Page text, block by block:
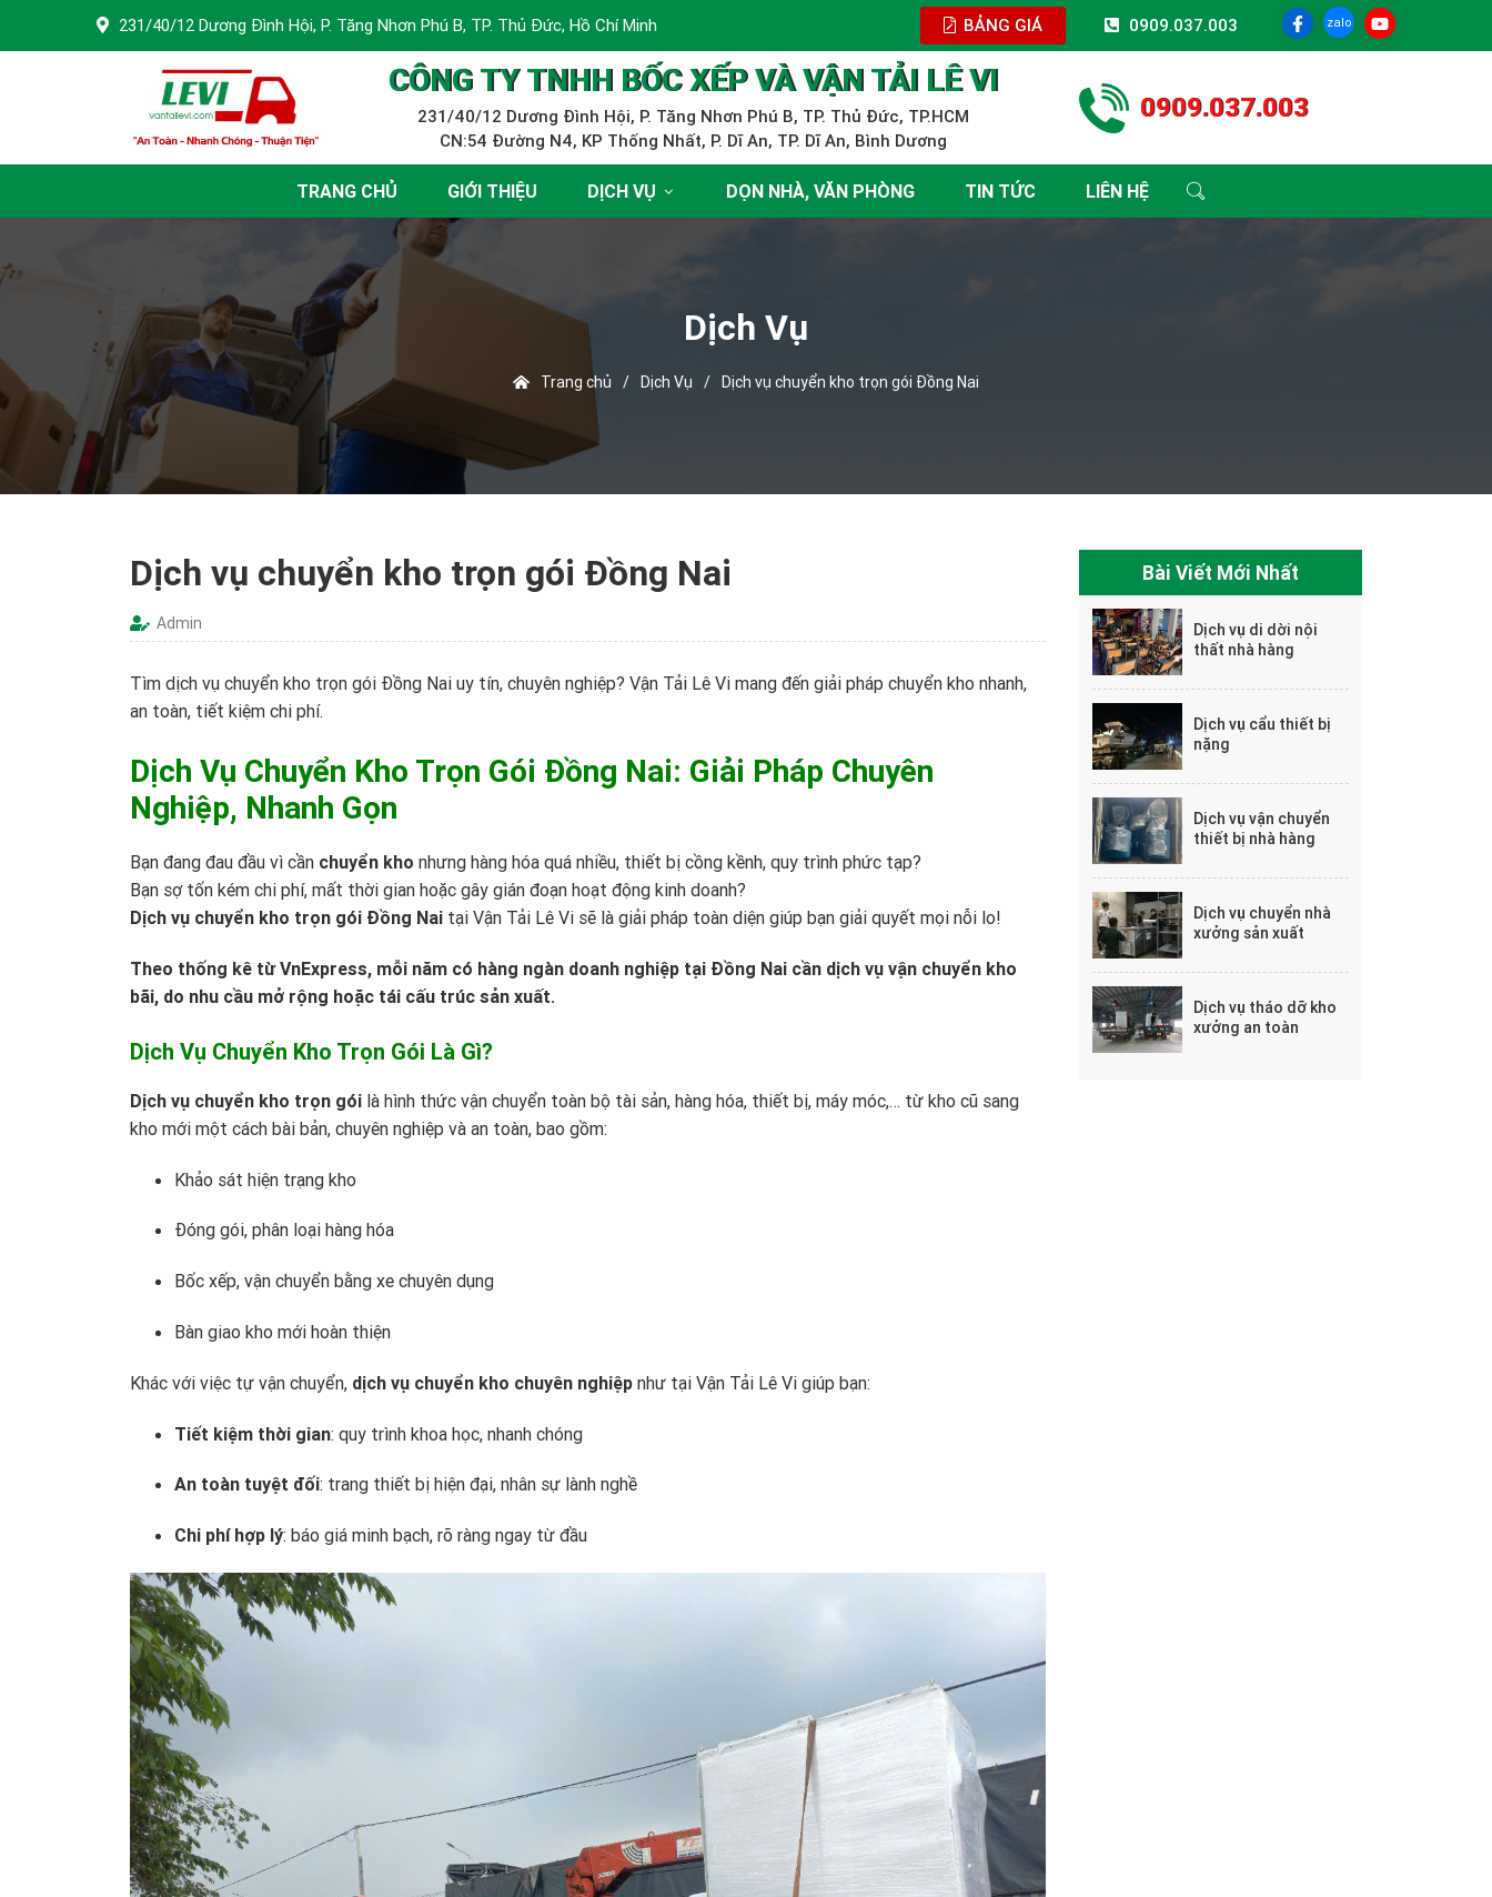
231/40/12 Dương Đình Hội, P. Tăng Nhơn Phú B, TP. Thủ Đức, Hồ Chí Minh BẢNG GIÁ 0909.037.003 zalo
CÔNG TY TNHH BỐC XẾP VÀ VẬN TẢI LÊ VI
231/40/12 Dương Đình Hội, P. Tăng Nhơn Phú B, TP. Thủ Đức, TP.HCM
CN:54 Đường N4, KP Thống Nhất, P. Dĩ An, TP. Dĩ An, Bình Dương
0909.037.003
TRANG CHỦ GIỚI THIỆU DỊCH VỤ DỌN NHÀ, VĂN PHÒNG TIN TỨC LIÊN HỆ
Dịch Vụ
Trang chủ /Dịch Vụ /Dịch vụ chuyển kho trọn gói Đồng Nai
Dịch vụ chuyển kho trọn gói Đồng Nai
Admin
Tìm dịch vụ chuyển kho trọn gói Đồng Nai uy tín, chuyên nghiệp? Vận Tải Lê Vi mang đến giải pháp chuyển kho nhanh,
an toàn, tiết kiệm chi phí.
Dịch Vụ Chuyển Kho Trọn Gói Đồng Nai: Giải Pháp Chuyên
Nghiệp, Nhanh Gọn
Bạn đang đau đầu vì cần chuyển kho nhưng hàng hóa quá nhiều, thiết bị cồng kềnh, quy trình phức tạp?
Bạn sợ tốn kém chi phí, mất thời gian hoặc gây gián đoạn hoạt động kinh doanh?
Dịch vụ chuyển kho trọn gói Đồng Nai tại Vận Tải Lê Vi sẽ là giải pháp toàn diện giúp bạn giải quyết mọi nỗi lo!
Theo thống kê từVnExpress, mỗi năm có hàng ngàn doanh nghiệp tại Đồng Nai cần dịch vụ vận chuyển kho
bãi, do nhu cầu mở rộng hoặc tái cấu trúc sản xuất.
Dịch Vụ Chuyển Kho Trọn Gói Là Gì?
Dịch vụ chuyển kho trọn gói là hình thức vận chuyển toàn bộ tài sản, hàng hóa, thiết bị, máy móc,… từ kho cũ sang
kho mới một cách bài bản, chuyên nghiệp và an toàn, bao gồm:
Khảo sát hiện trạng kho
Đóng gói, phân loại hàng hóa
Bốc xếp, vận chuyển bằng xe chuyên dụng
Bàn giao kho mới hoàn thiện
Khác với việc tự vận chuyển, dịch vụ chuyển kho chuyên nghiệp như tại Vận Tải Lê Vi giúp bạn:
Tiết kiệm thời gian: quy trình khoa học, nhanh chóng
An toàn tuyệt đối: trang thiết bị hiện đại, nhân sự lành nghề
Chi phí hợp lý: báo giá minh bạch, rõ ràng ngay từ đầu
Bài Viết Mới Nhất
Dịch vụ di dời nội
thất nhà hàng
Dịch vụ cẩu thiết bị
nặng
Dịch vụ vận chuyển
thiết bị nhà hàng
Dịch vụ chuyển nhà
xưởng sản xuất
Dịch vụ tháo dỡ kho
xưởng an toàn